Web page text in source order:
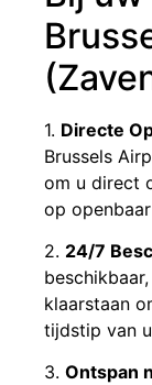
1. Directe
Brussels
om u direct
op
2. 24/7
klaarstaan
tijdstip van
3. Ontspan